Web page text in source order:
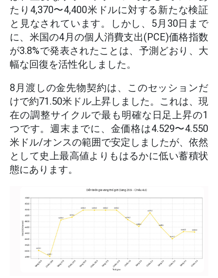
たり4,370〜4,400米ドルに対する新たな検証
と見なされています。しかし、5月30日まで
に、米国の4月の個人消費支出(PCE)価格指数
が3.8%で発表されたことは、予測どおり、大
幅な回復を活性化しました。
8月渡しの金先物契約は、このセッションだ
けで約71.50米ドル上昇しました。これは、現
在の調整サイクルで最も明確な日足上昇の1
つです。週末までに、金価格は4.529〜4.550
米ドル/オンスの範囲で安定しましたが、依然
として史上最高値よりもはるかに低い蓄積状
態にあります。